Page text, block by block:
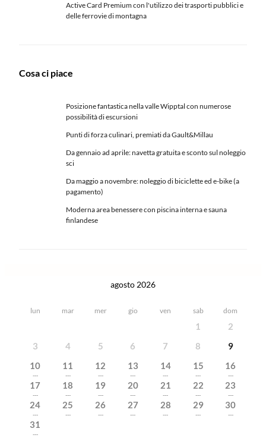
Active Card Premium con l'utilizzo dei trasporti pubblici e
delle ferrovie di montagna
Cosa ci piace
Posizione fantastica nella valle Wipptal con numerose
possibilità di escursioni
Punti di forza culinari, premiati da Gault&Millau
Da gennaio ad aprile: navetta gratuita e sconto sul noleggio
sci
Da maggio a novembre: noleggio di biciclette ed e-bike (a
pagamento)
Moderna area benessere con piscina interna e sauna
finlandese
agosto 2026
lun mar mer gio ven sab dom
1
2
3
4 5 6 7 8
9
10
---
11
---
12
---
13
---
14
---
15
---
16
---
17
---
18
---
19
---
20
---
21
---
22
---
23
---
24
---
25
---
26
---
27
---
28
---
29
---
30
---
31
---